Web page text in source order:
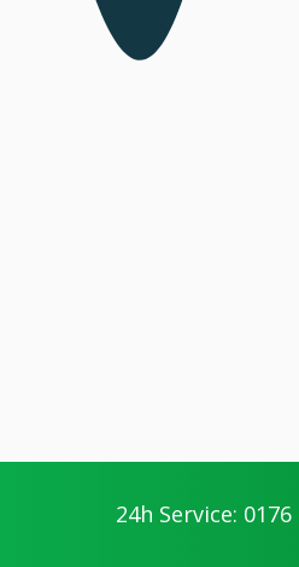
24h Service: